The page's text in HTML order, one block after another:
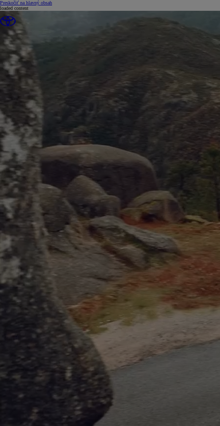
Preskočiť na hlavný obsah(Press Enter)
loaded content